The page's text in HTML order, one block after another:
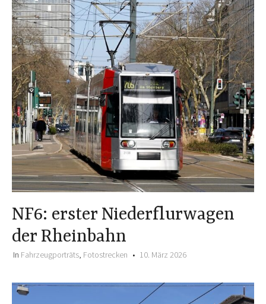
NF6: erster Niederflurwagen
der Rheinbahn
In Fahrzeugporträts, Fotostrecken 10. März 2026